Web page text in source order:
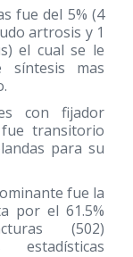
fue del 5% (4
artrosis y 1
el cual se le
mas
con fijador
transitorio
para su
fue la
por el 61.5%
(502)
estadísticas